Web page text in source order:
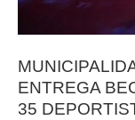
ENTREGA
35